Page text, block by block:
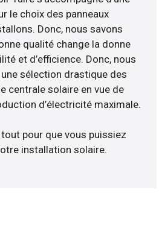
le choix des panneaux
Donc, nous savons
qualité change la donne
et d’efficience. Donc, nous
sélection drastique des
centrale solaire en vue de
d’électricité maximale.
pour que vous puissiez
installation solaire.